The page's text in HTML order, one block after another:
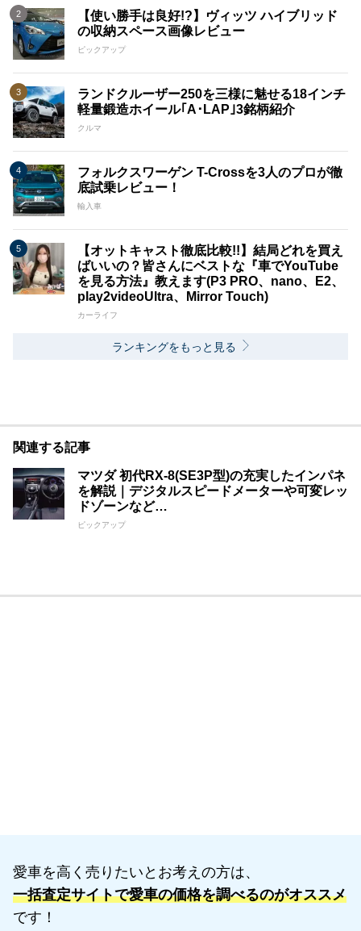
【使い勝手は良好!?】ヴィッツ ハイブリッド
の収納スペース画像レビュー
ピックアップ
ランドクルーザー250を三様に魅せる18インチ
軽量鍛造ホイール｢A･LAP｣3銘柄紹介
クルマ
フォルクスワーゲン T-Crossを3人のプロが徹
底試乗レビュー！
輸入車
【オットキャスト徹底比較!!】結局どれを買え
ばいいの？皆さんにベストな『車でYouTube
を見る方法』教えます(P3 PRO、nano、E2、
play2videoUltra、Mirror Touch)
カーライフ
ランキングをもっと見る
関連する記事
マツダ 初代RX-8(SE3P型)の充実したインパネ
を解説｜デジタルスピードメーターや可変レッ
ドゾーンなど…
ピックアップ
愛車を高く売りたいとお考えの方は、
一括査定サイトで愛車の価格を調べるのがオススメ
です！